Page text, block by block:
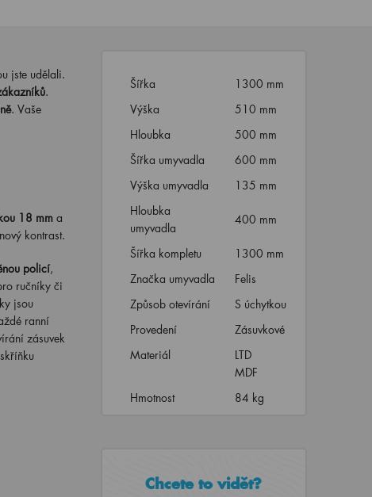
jste udělali.
.
. Vaše
18 mm a
kontrast.
policí,
ručníky či
jsou
ranní
zásuvek
Šířka
1300 mm
Výška
510 mm
Hloubka
500 mm
Šířka umyvadla
600 mm
Výška umyvadla
135 mm
Hloubka
umyvadla
400 mm
Šířka kompletu
1300 mm
Značka umyvadla
Felis
Způsob otevírání
S úchytkou
Provedení
Zásuvkové
Materiál
LTD
MDF
Hmotnost
84 kg
Chcete to vidět?